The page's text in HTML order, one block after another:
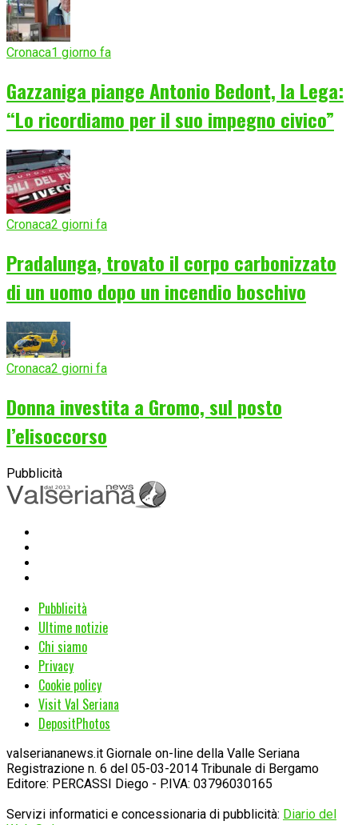
Cronaca1 giorno fa
Gazzaniga piange Antonio Bedont, la Lega:
“Lo ricordiamo per il suo impegno civico”
Cronaca2 giorni fa
Pradalunga, trovato il corpo carbonizzato
di un uomo dopo un incendio boschivo
Cronaca2 giorni fa
Donna investita a Gromo, sul posto
l’elisoccorso
Pubblicità
Pubblicità
Ultime notizie
Chi siamo
Privacy
Cookie policy
Visit Val Seriana
DepositPhotos
valseriananews.it Giornale on-line della Valle Seriana
Registrazione n. 6 del 05-03-2014 Tribunale di Bergamo
Editore: PERCASSI Diego - P.IVA: 03796030165
Servizi informatici e concessionaria di pubblicità: Diario del